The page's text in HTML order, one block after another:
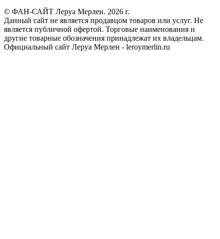
© ФАН-САЙТ Леруа Мерлен. 2026 г.
Данный сайт не является продавцом товаров или услуг. Не
является публичной офертой. Торговые наименования и
другие товарные обозначения принадлежат их владельцам.
Официальный сайт Леруа Мерлен - leroymerlin.ru